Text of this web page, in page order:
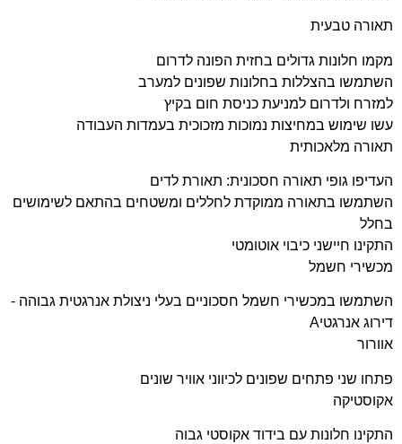
תאורה טבעית
מקמו חלונות גדולים בחזית הפונה לדרום
השתמשו בהצללות בחלונות שפונים למערב
למזרח ולדרום למניעת כניסת חום בקיץ
עשו שימוש במחיצות נמוכות מזכוכית בעמדות העבודה
תאורה מלאכותית
העדיפו גופי תאורה חסכונית: תאורת לדים
השתמשו בתאורה ממוקדת לחללים ומשטחים בהתאם לשימושים
בחלל
התקינו חיישני כיבוי אוטומטי
מכשירי חשמל
השתמשו במכשירי חשמל חסכוניים בעלי ניצולת אנרגטית גבוהה -
דירוג אנרגטיA
אוורור
פתחו שני פתחים שפונים לכיווני אוויר שונים
אקוסטיקה
התקינו חלונות עם בידוד אקוסטי גבוה